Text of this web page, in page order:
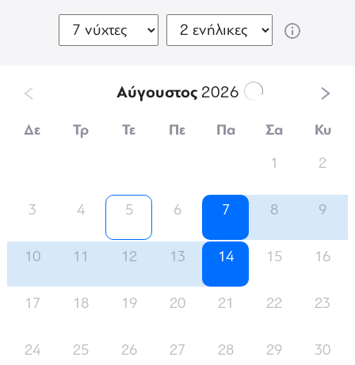
Αύγουστος2026
Δε Τρ Τε Πε Πα Σα
Κυ
1
2
3 4 5 6 7 8 9
10 11 12 13 14 15 16
17 18 19 20 21 22 23
24 25 26 27 28 29 30